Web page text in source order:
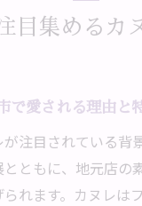
選びで迷わない津
を津島市で贅沢に味
ツ巡りの注目カヌ
目集めるカ
で愛される理由と
注目されている背
ともに、地元店の
れます。カヌレは